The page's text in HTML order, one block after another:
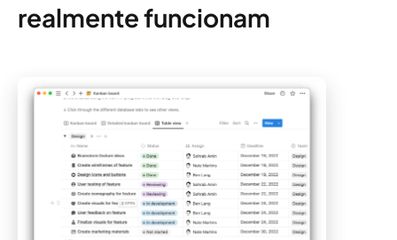
realmente funcionam